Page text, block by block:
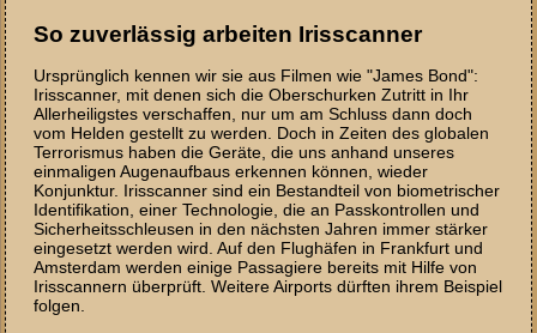
So zuverlässig arbeiten Irisscanner
Ursprünglich kennen wir sie aus Filmen wie "James Bond":
Irisscanner, mit denen sich die Oberschurken Zutritt in Ihr
Allerheiligstes verschaffen, nur um am Schluss dann doch
vom Helden gestellt zu werden. Doch in Zeiten des globalen
Terrorismus haben die Geräte, die uns anhand unseres
einmaligen Augenaufbaus erkennen können, wieder
Konjunktur. Irisscanner sind ein Bestandteil von biometrischer
Identifikation, einer Technologie, die an Passkontrollen und
Sicherheitsschleusen in den nächsten Jahren immer stärker
eingesetzt werden wird. Auf den Flughäfen in Frankfurt und
Amsterdam werden einige Passagiere bereits mit Hilfe von
Irisscannern überprüft. Weitere Airports dürften ihrem Beispiel
folgen.